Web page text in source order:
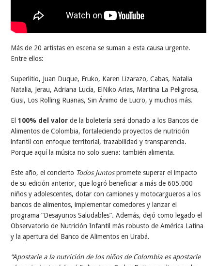
Más de 20 artistas en escena se suman a esta causa urgente.
Entre ellos:
Superlitio, Juan Duque, Fruko, Karen Lizarazo, Cabas, Natalia
Natalia, Jerau, Adriana Lucía, ElNiko Arias, Martina La Peligrosa,
Gusi, Los Rolling Ruanas, Sin Ánimo de Lucro, y muchos más.
El100% del valor de la boletería será donado a los Bancos de
Alimentos de Colombia, fortaleciendo proyectos de nutrición
infantil con enfoque territorial, trazabilidad y transparencia.
Porque aquí la música no solo suena: también alimenta.
Este año, el concierto Todos Juntospromete superar el impacto
de su edición anterior, que logró beneficiar a más de 605.000
niños y adolescentes, dotar con camiones y motocargueros a los
bancos de alimentos, implementar comedores y lanzar el
programa “Desayunos Saludables”. Además, dejó como legado el
Observatorio de Nutrición Infantil más robusto de América Latina
y la apertura del Banco de Alimentos en Urabá.
“Apostarle a la nutrición de los niños de Colombia es apostarle